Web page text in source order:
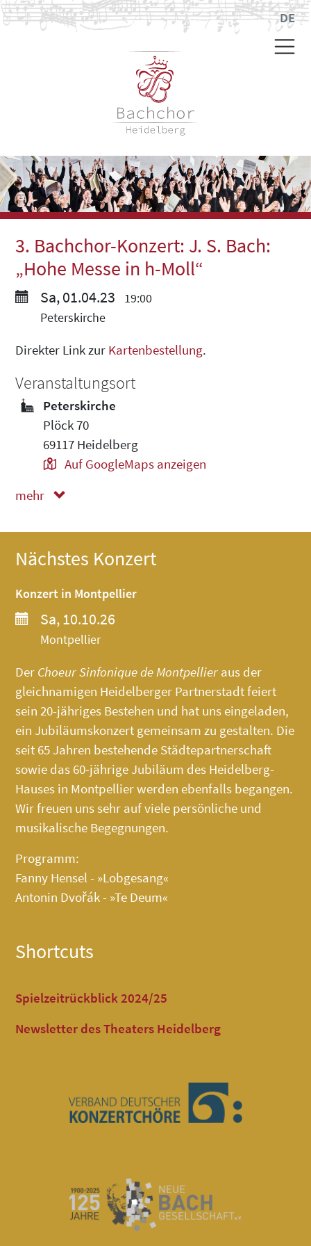
DE
3. Bachchor-Konzert: J. S. Bach:
„Hohe Messe in h-Moll“
Sa, 01.04.23
19:00
Peterskirche
Direkter Link zur Kartenbestellung.
Veranstaltungsort
Peterskirche
Plöck 70
69117 Heidelberg
Auf GoogleMaps anzeigen
mehr
Nächstes Konzert
Konzert in Montpellier
Sa, 10.10.26
Montpellier
Der Choeur Sinfonique de Montpellier aus der
gleichnamigen Heidelberger Partnerstadt feiert
sein 20-jähriges Bestehen und hat uns eingeladen,
ein Jubiläumskonzert gemeinsam zu gestalten. Die
seit 65 Jahren bestehende Städtepartnerschaft
sowie das 60-jährige Jubiläum des Heidelberg-
Hauses in Montpellier werden ebenfalls begangen.
Wir freuen uns sehr auf viele persönliche und
musikalische Begegnungen.
Programm:
Fanny Hensel - »Lobgesang«
Antonin Dvořák - »Te Deum«
Shortcuts
Spielzeitrückblick 2024/25
Newsletter des Theaters Heidelberg